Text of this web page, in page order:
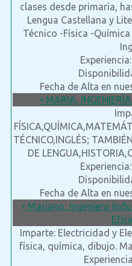
clases desde primaria,
Lengua Castellana y
Técnico -Física -
Fecha de Alta en
• MARIA,
TÉCNICO,INGLÉS;
DE
Fecha de Alta en
• Mariano, Ingeniero
Imparte: Electricidad y
física, química, dibujo.